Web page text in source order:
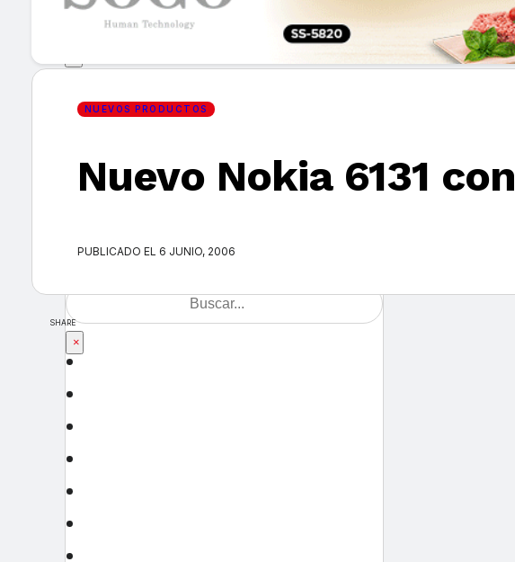
MERCADOS Y TENDENCIAS
HEMEROTECA
×
NUEVOS PRODUCTOS
Nuevo Nokia 6131 con
PUBLICADO EL 6 JUNIO, 2006
SHARE